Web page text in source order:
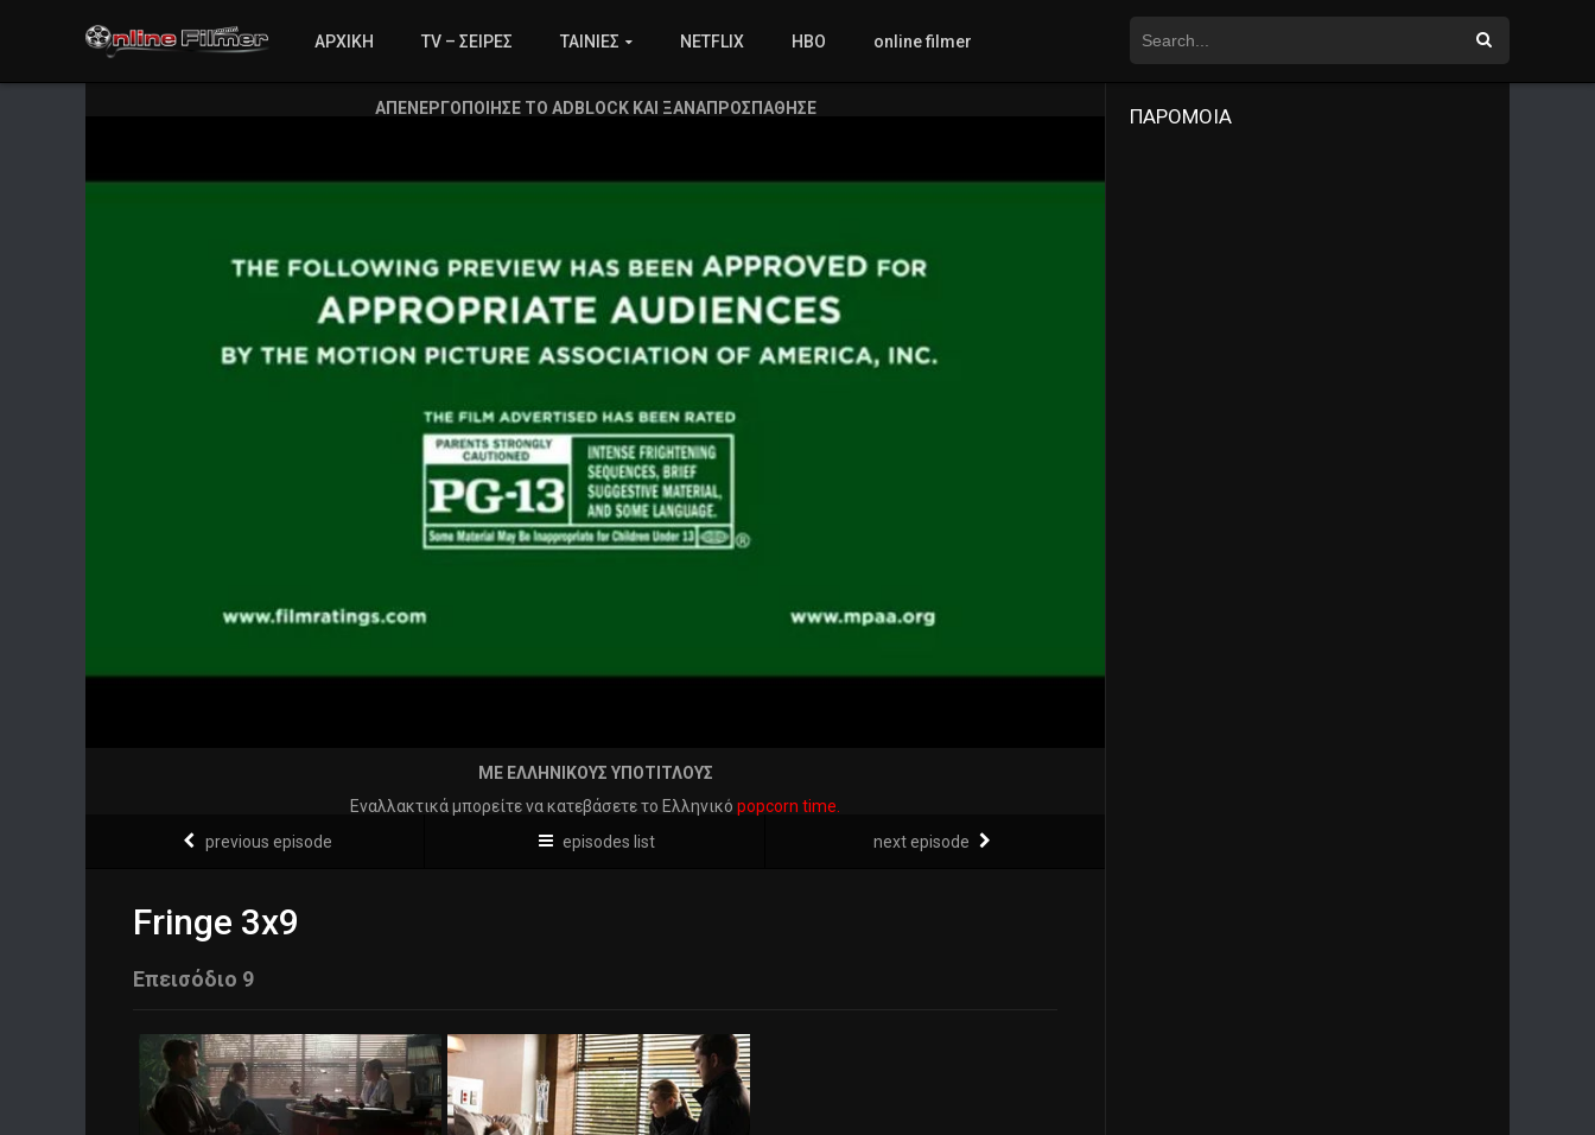
ΑΡΧΙΚΗ TV – ΣΕΙΡΕΣ ΤΑΙΝΙΕΣ NETFLIX HBO online filmer
ΑΠΕΝΕΡΓΟΠΟΙΗΣΕ ΤΟ ADBLOCK ΚΑΙ ΞΑΝΑΠΡΟΣΠΑΘΗΣΕ
ΜΕ ΕΛΛΗΝΙΚΟΥΣ ΥΠΟΤΙΤΛΟΥΣ
Εναλλακτικά μπορείτε να κατεβάσετε το Ελληνικό popcorn time.
previous episode
episodes list next episode
Fringe 3x9
Επεισόδιο 9
ΠΑΡΟΜΟΙΑ